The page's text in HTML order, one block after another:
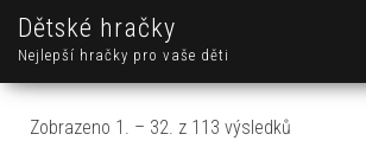
Dětské hračky
Nejlepší hračky pro vaše děti
Zobrazeno 1. – 32. z 113 výsledků